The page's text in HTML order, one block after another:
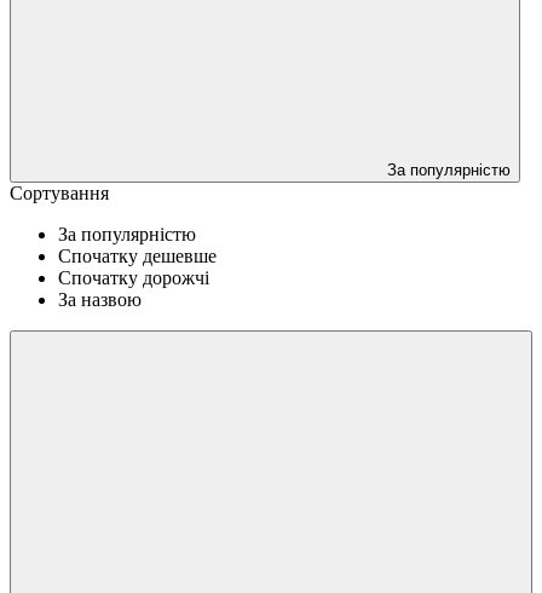
За популярністю
Сортування
За популярністю
Спочатку дешевше
Спочатку дорожчі
За назвою